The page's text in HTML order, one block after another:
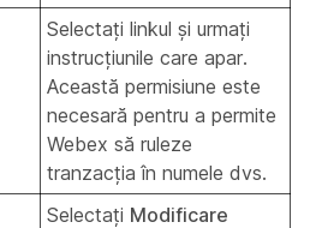
Selectați linkul și urmați
instrucțiunile care apar.
Această permisiune este
necesară pentru a permite
Webex să ruleze
tranzacția în numele dvs.
Selectați Modificare